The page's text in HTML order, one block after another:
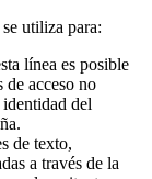
utiliza para:
línea es posible
de acceso no
del
de texto,
a través de la